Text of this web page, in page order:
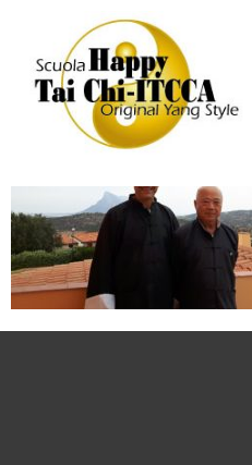
M Chu +